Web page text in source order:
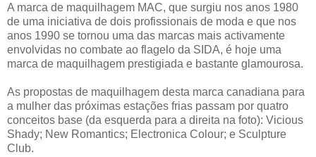
A marca de maquilhagem MAC, que surgiu nos anos 1980
de uma iniciativa de dois profissionais de moda e que nos
anos 1990 se tornou uma das marcas mais activamente
envolvidas no combate ao flagelo da SIDA, é hoje uma
marca de maquilhagem prestigiada e bastante glamourosa.
As propostas de maquilhagem desta marca canadiana para
a mulher das próximas estações frias passam por quatro
conceitos base (da esquerda para a direita na foto): Vicious
Shady; New Romantics; Electronica Colour; e Sculpture
Club.